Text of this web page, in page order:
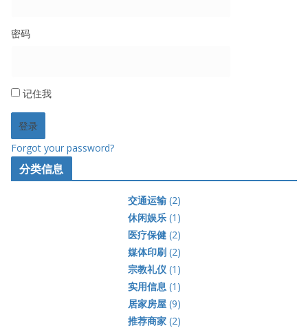
密码
记住我
Forgot your password?
分类信息
交通运输(2)
休闲娱乐(1)
医疗保健(2)
媒体印刷(2)
宗教礼仪(1)
实用信息 (1)
居家房屋(9)
推荐商家(2)